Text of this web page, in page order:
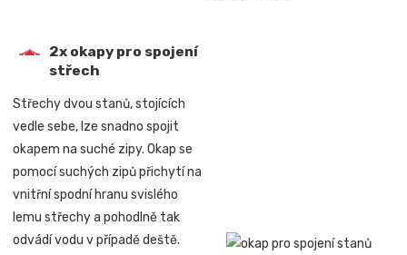
2x okapy pro spojení
střech
Střechy dvou stanů, stojících
vedle sebe, lze snadno spojit
okapem na suché zipy. Okap se
pomocí suchých zipů přichytí na
vnitřní spodní hranu svislého
lemu střechy a pohodlně tak
odvádí vodu v případě deště.